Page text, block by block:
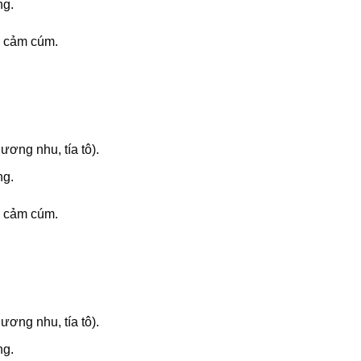
cúm.
nhu, tía tô).
cúm.
nhu, tía tô).